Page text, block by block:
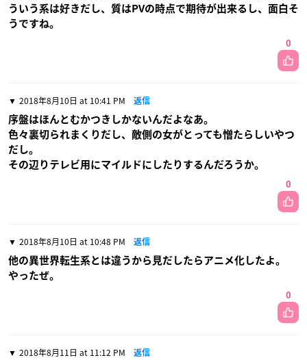
ういう系は好きだし、質はPVの時点で期待が出来るし、面白そ
うですね。
0
2018年8月10日 at 10:41 PM 返信
序盤はほんとむかつきしかないんだよなあ。
色々裏切られまくりだし、敵側の女がとっても憎たらしいやつ
だし。
その辺りテレビ用にマイルドにしたりするんだろうか。
0
2018年8月10日 at 10:48 PM 返信
他の異世界転生系とは違うから見だしたらアニメ化したよ。
やったぜ。
0
2018年8月11日 at 11:12 PM 返信